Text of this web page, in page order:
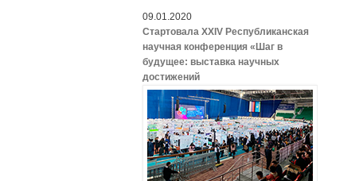
09.01.2020
Стартовала XXIV Республиканская
научная конференция «Шаг в
будущее: выставка научных
достижений